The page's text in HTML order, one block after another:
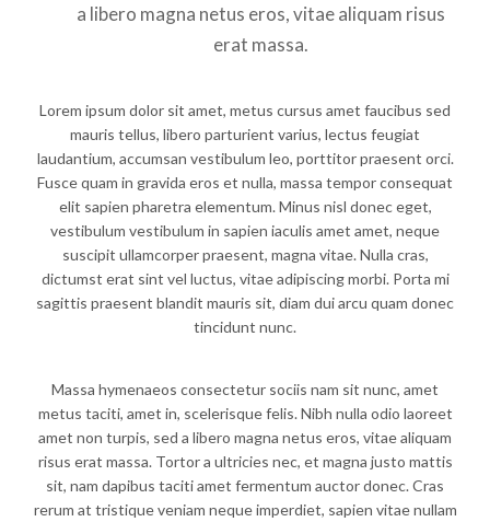
a libero magna netus eros, vitae aliquam risus
erat massa.
Lorem ipsum dolor sit amet, metus cursus amet faucibus sed
mauris tellus, libero parturient varius, lectus feugiat
laudantium, accumsan vestibulum leo, porttitor praesent orci.
Fusce quam in gravida eros et nulla, massa tempor consequat
elit sapien pharetra elementum. Minus nisl donec eget,
vestibulum vestibulum in sapien iaculis amet amet, neque
suscipit ullamcorper praesent, magna vitae. Nulla cras,
dictumst erat sint vel luctus, vitae adipiscing morbi. Porta mi
sagittis praesent blandit mauris sit, diam dui arcu quam donec
tincidunt nunc.
Massa hymenaeos consectetur sociis nam sit nunc, amet
metus taciti, amet in, scelerisque felis. Nibh nulla odio laoreet
amet non turpis, sed a libero magna netus eros, vitae aliquam
risus erat massa. Tortor a ultricies nec, et magna justo mattis
sit, nam dapibus taciti amet fermentum auctor donec. Cras
rerum at tristique veniam neque imperdiet, sapien vitae nullam